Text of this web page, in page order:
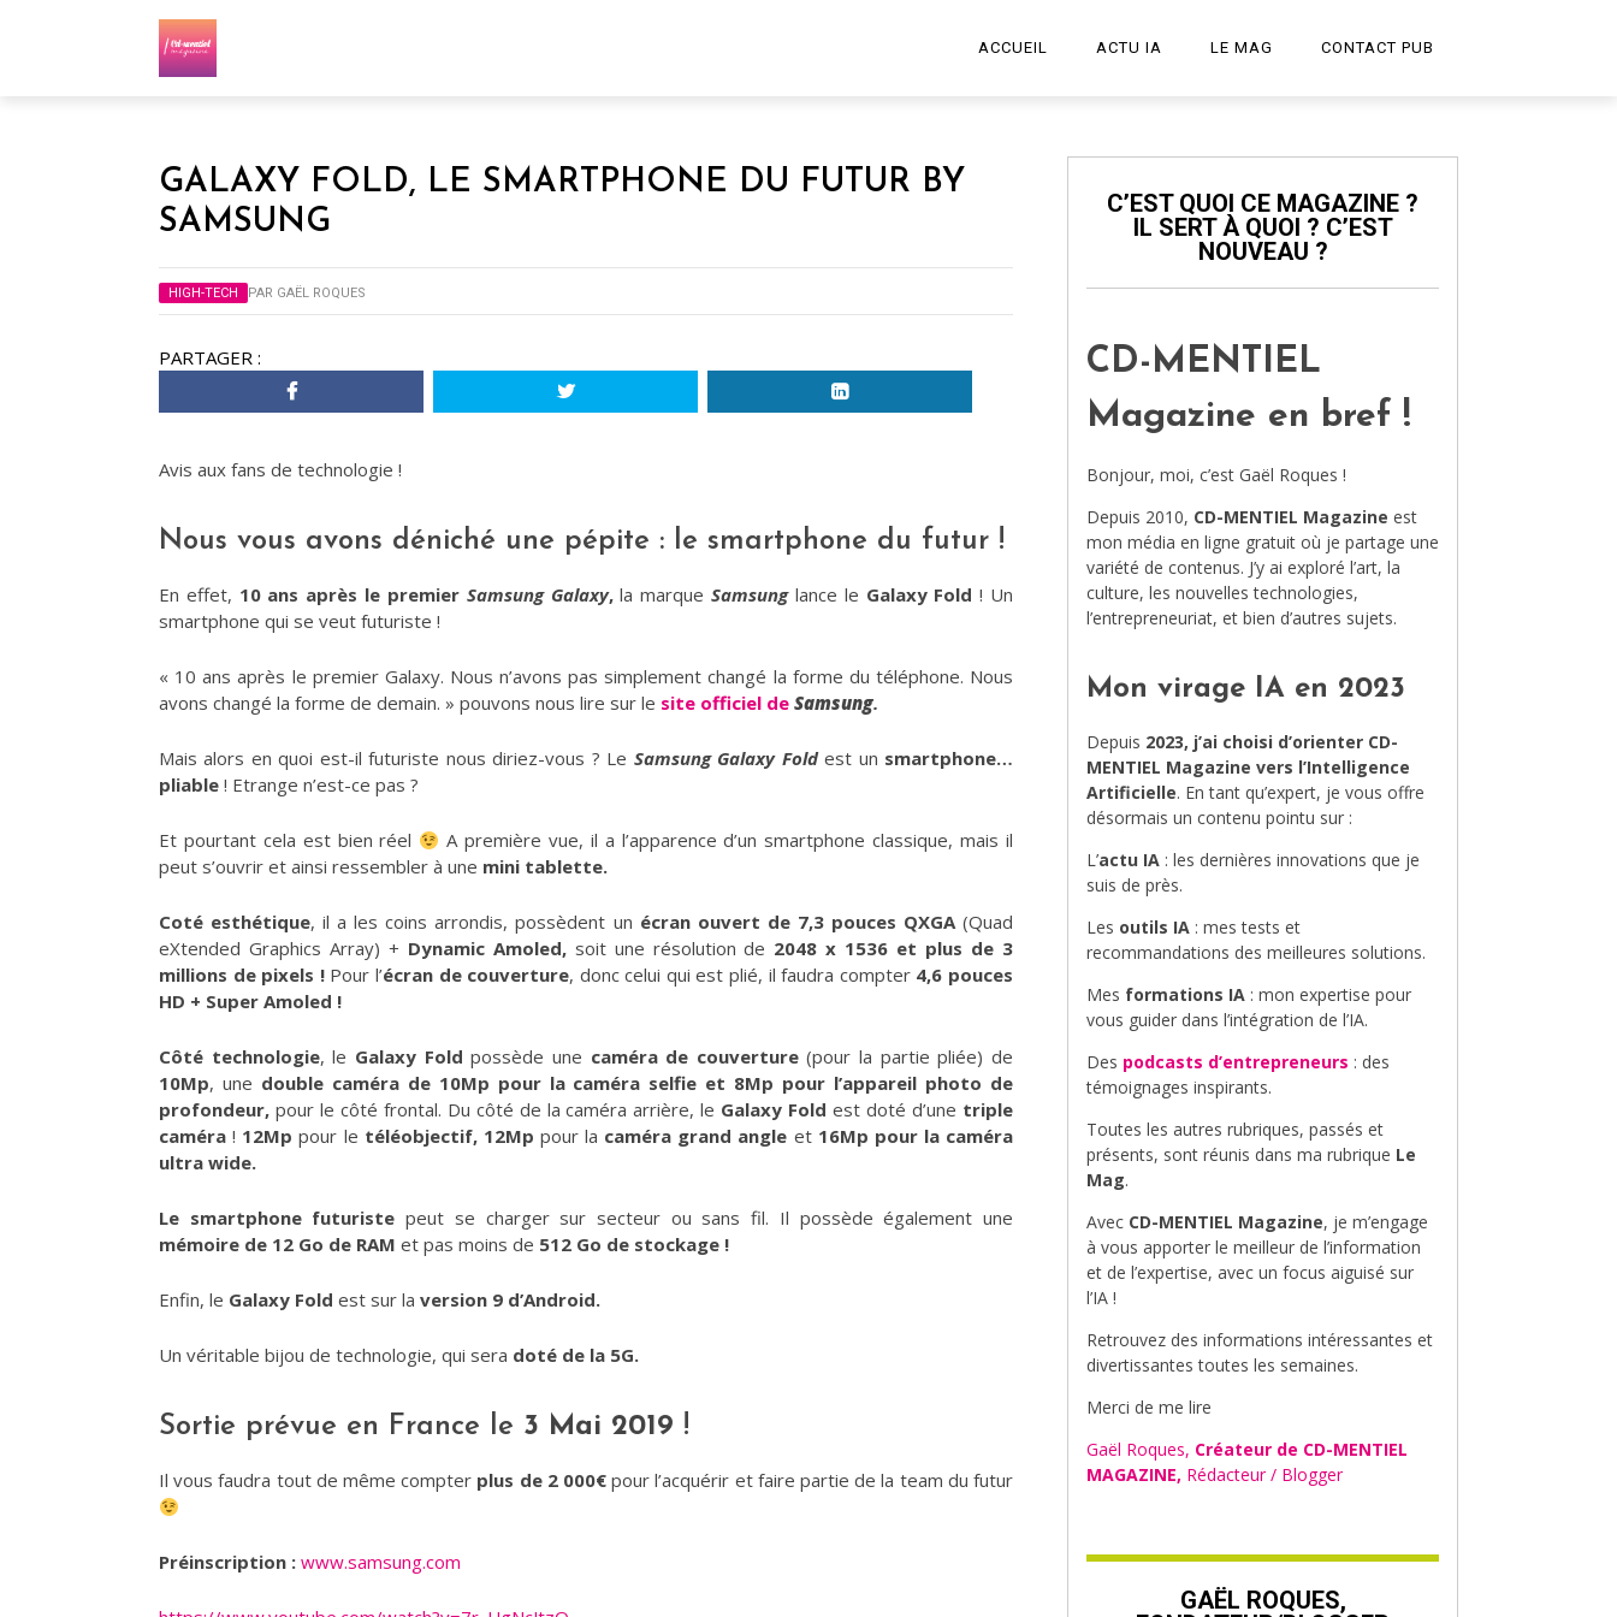
ACCUEIL ACTU IA LE MAG
PUBLICITÉ CRÉATIVE
DESIGN
ART ET CULTURE
ARCHITECTURE
MODE
VOYAGE
ÉQUILIBRE ET ÉVOLUTION
LE MIX DU MOIS
CONTACT PUB
GALAXY FOLD, LE SMARTPHONE DU FUTUR BY
SAMSUNG
HIGH-TECH PAR GAËL ROQUES
PARTAGER :
Avis aux fans de technologie !
Nous vous avons déniché une pépite : le smartphone du futur !
En effet, 10 ans après le premier Samsung Galaxy,la marqueSamsunglance le Galaxy Fold ! Un
smartphone qui se veut futuriste !
« 10 ans après le premier Galaxy. Nous n’avons pas simplement changé la forme du téléphone. Nous
avons changé la forme de demain. » pouvons nous lire sur le site officiel de Samsung.
Mais alors en quoi est-il futuriste nous diriez-vous ? Le Samsung Galaxy Foldest un smartphone…
pliable ! Etrange n’est-ce pas ?
Et pourtant cela est bien réel
A première vue, il a l’apparence d’un smartphone classique, mais il
peut s’ouvrir et ainsi ressembler à une mini tablette.
Coté esthétique, il a les coins arrondis, possèdent un écran ouvert de 7,3 pouces QXGA(Quad
eXtended Graphics Array) + Dynamic Amoled,soit une résolution de 2048 x 1536 et plus de 3
millions de pixels !Pour l’écran de couverture, donc celui qui est plié, il faudra compter 4,6 pouces
HD + Super Amoled !
Côté technologie, le Galaxy Fold possède une caméra de couverture(pour la partie pliée) de
10Mp, une double caméra de 10Mp pour la caméra selfie et 8Mp pour l’appareil photo de
profondeur, pour le côté frontal. Du côté de la caméra arrière, le Galaxy Fold est doté d’une triple
caméra ! 12Mp pour le téléobjectif, 12Mp pour la caméra grand angle et 16Mp pour la caméra
ultra wide.
Le smartphone futuriste peut se charger sur secteur ou sans fil. Il possède également une
mémoire de 12 Go de RAM et pas moins de 512 Go de stockage !
Enfin, le Galaxy Fold est sur la version 9 d’Android.
Un véritable bijou de technologie, qui sera doté de la 5G.
Sortie prévue en France le 3 Mai 2019 !
Il vous faudra tout de même compter plus de 2 000€ pour l’acquérir et faire partie de la team du futur
Préinscription : www.samsung.com
C’EST QUOI CE MAGAZINE ?
IL SERT À QUOI ? C’EST
NOUVEAU ?
CD-MENTIEL
Magazine en bref !
Bonjour, moi, c’est Gaël Roques !
Depuis 2010, CD-MENTIEL Magazine est
mon média en ligne gratuit où je partage une
variété de contenus. J’y ai exploré l’art, la
culture, les nouvelles technologies,
l’entrepreneuriat, et bien d’autres sujets.
Mon virage IA en 2023
Depuis 2023, j’ai choisi d’orienter CD-
MENTIEL Magazine vers l’Intelligence
Artificielle. En tant qu’expert, je vous offre
désormais un contenu pointu sur :
L’actu IA : les dernières innovations que je
suis de près.
Les outils IA : mes tests et
recommandations des meilleures solutions.
Mes formations IA : mon expertise pour
vous guider dans l’intégration de l’IA.
Des podcasts d’entrepreneurs : des
témoignages inspirants.
Toutes les autres rubriques, passés et
présents, sont réunis dans ma rubrique Le
Mag.
Avec CD-MENTIEL Magazine, je m’engage
à vous apporter le meilleur de l’information
et de l’expertise, avec un focus aiguisé sur
l’IA !
Retrouvez des informations intéressantes et
divertissantes toutes les semaines.
Merci de me lire
Gaël Roques, Créateur de CD-MENTIEL
MAGAZINE, Rédacteur / Blogger
GAËL ROQUES,